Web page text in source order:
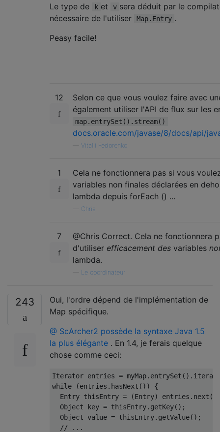
Le type de k et v sera déduit par le
nécessaire de l'utiliser
Map.Entry .
Peasy facile!
12
Selon ce que vous voulez faire avec
également utiliser l'API de flux sur les
map.entrySet().stream()
docs.oracle.com/javase/8/docs/api/
Vitalii Fedorenko
1
Cela ne fonctionnera pas si vous
variables non finales déclarées en
lambda depuis forEach () ...
Chris
7
@Chris Correct. Cela ne fonctionnera
d'utiliser efficacement des variables
lambda.
Le coordinateur
243
Oui, l'ordre dépend de l'implémentation de
Map spécifique.
@ ScArcher2 possède la syntaxe Java 1.5
la plus élégante . En 1.4, je ferais quelque
chose comme ceci:
Iterator entries = myMap. entrySet ().
while
(entries . hasNext ())
{
Entry thisEntry = (Entry) entries . next
Object key = thisEntry. getKey();
Object value = thisEntry. getValue();
// ...